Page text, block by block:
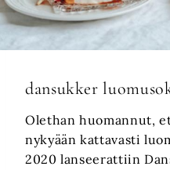
dansukker
Olethan huomannut,
nykyään kattavasti
2020 lanseerattiin